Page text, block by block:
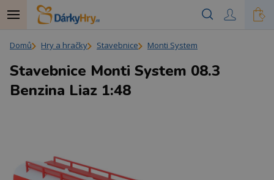
Domů Hry a hračky Stavebnice Monti System
Stavebnice Monti System 08.3
Benzina Liaz 1:48